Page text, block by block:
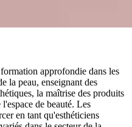
approfondie dans les
la peau, enseignant des
la maîtrise des produits
de beauté. Les
en tant qu'esthéticiens